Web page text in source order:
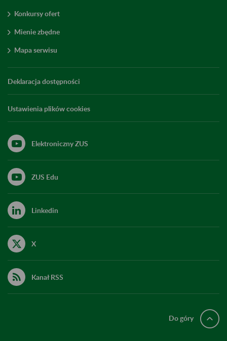
Konkursy ofert
Mienie zbędne
Mapa serwisu
Deklaracja dostępności
Ustawienia plików cookies
Elektroniczny ZUS
ZUS Edu
Linkedin
X
Kanał RSS
Do góry